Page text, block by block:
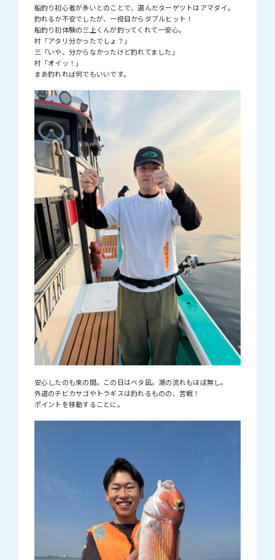
船釣り初心者が多いとのことで、選んだターゲツトはアマダイ。
釣れるか不安でしたが、一投目からダブルヒット！
船釣り初体験の三上くんが釣ってくれて一安心。
村「アタリ分かったでしょ？」
三「いや、分からなかったけど釣れてました」
村「オイッ！」
まあ釣れれば何でもいいです。
安心したのも束の間。この日はベタ凪。潮の流れもほぼ無し。
外道のチビカサゴやトラギスは釣れるものの、苦戦！
ポイントを移動することに。